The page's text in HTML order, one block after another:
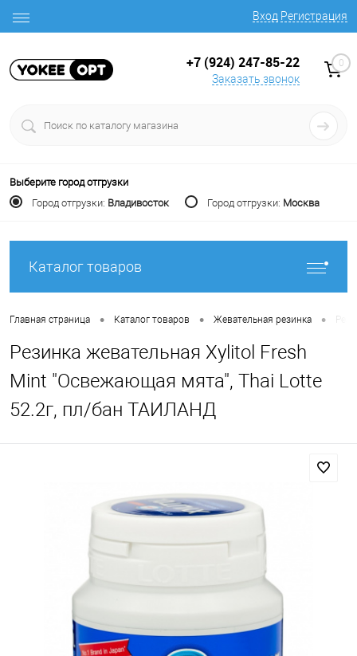
Вход Регистрация
+7 (924) 247-85-22
Заказать звонок
0
Выберите город отгрузки
Город отгрузки: Владивосток Город отгрузки: Москва
Каталог товаров
Главная страница • Каталог товаров • Жевательная резинка •
Резинка жевательная Xylitol Fresh
Mint "Освежающая мята", Thai Lotte
52.2г, пл/бан ТАИЛАНД